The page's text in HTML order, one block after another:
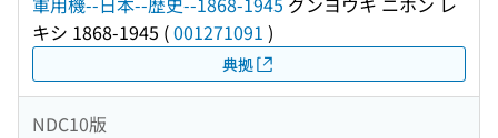
キシ 1868-1945 (001271091 )
典拠
NDC10版